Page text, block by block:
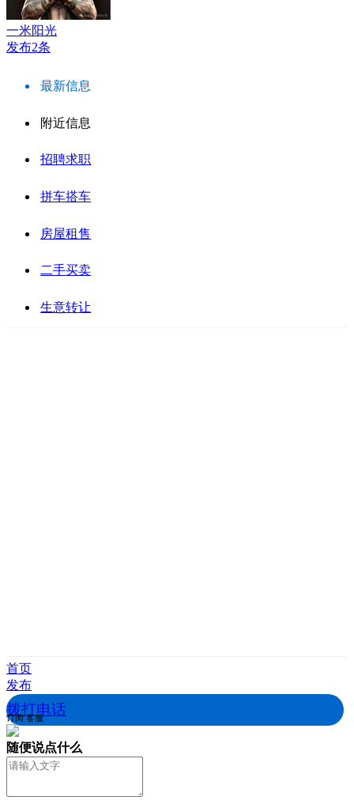
一米阳光
发布2条
最新信息
附近信息
招聘求职
拼车搭车
房屋租售
二手买卖
生意转让
首页
发布
拨打电话
订阅 客服
随便说点什么